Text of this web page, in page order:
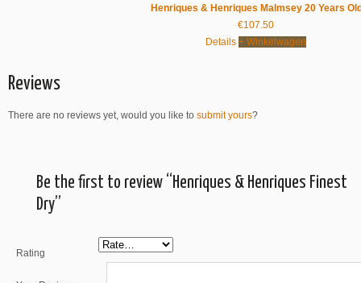
Henriques & Henriques Malmsey 20 Years
€107.50
Details + Winkelwagen
Reviews
There are no reviews yet, would you like to submit yours?
Be the first to review “Henriques & Henriques Finest
Dry”
Rating